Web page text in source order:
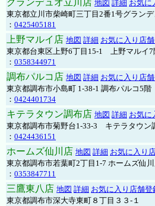
グランデュオ立川店 地図 詳細 お気に
東京都立川市柴崎町三丁目2番1号グラン
： 0425405181
上野マルイ店 地図 詳細 お気に入り店
東京都台東区上野6丁目15-1 上野マルイ7
： 0358344971
調布パルコ店 地図 詳細 お気に入り店
東京都調布市小島町 1-38-1 調布パルコ5階
： 0424401734
キテラタウン調布店 地図 詳細 お気に
東京都調布市菊野台1-33-3 キテラタウン
： 0424436151
ホームズ仙川店 地図 詳細 お気に入り
東京都調布市若葉町2丁目1-7 ホームズ仙
： 0353847711
三鷹東八店 地図 詳細 お気に入り店舗登
東京都調布市深大寺東町８丁目３３-１